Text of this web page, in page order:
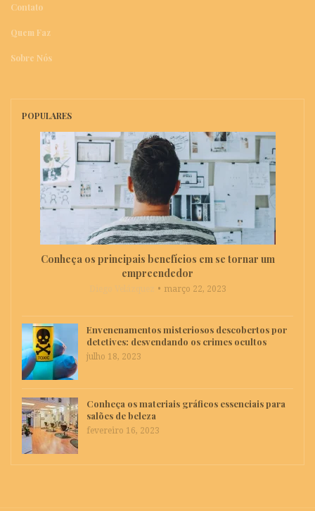
Contato
Quem Faz
Sobre Nós
POPULARES
Conheça os principais benefícios em se tornar um
empreendedor
março 22, 2023
Envenenamentos misteriosos descobertos por
detetives: desvendando os crimes ocultos
julho 18, 2023
Conheça os materiais gráficos essenciais para
salões de beleza
fevereiro 16, 2023